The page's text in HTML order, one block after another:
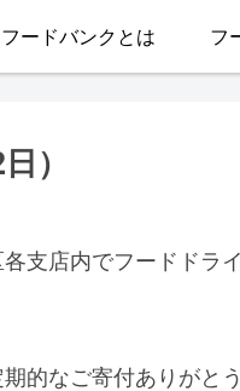
フードバンクとは フ
）
支店内でフードドラ
的なご寄付ありがと